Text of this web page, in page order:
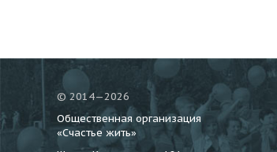
© 2014—2026
Общественная организация
«Счастье жить»